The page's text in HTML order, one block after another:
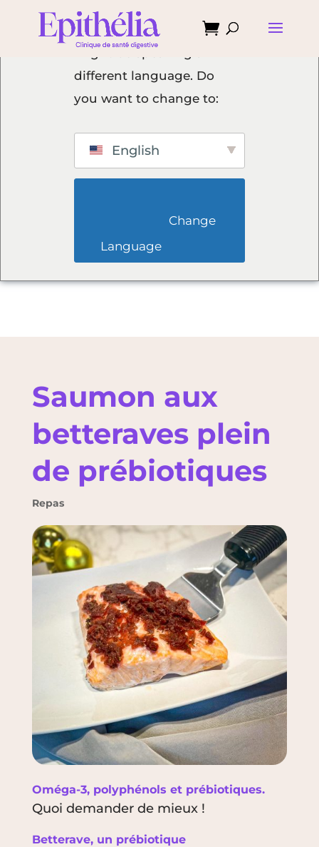
We've detected you
might be speaking a
different language. Do
you want to change to:
English
Language

Saumon aux
betteraves plein
de prébiotiques
Repas
Oméga-3, polyphénols et prébiotiques.
Quoi demander de mieux !
Betterave, un prébiotique